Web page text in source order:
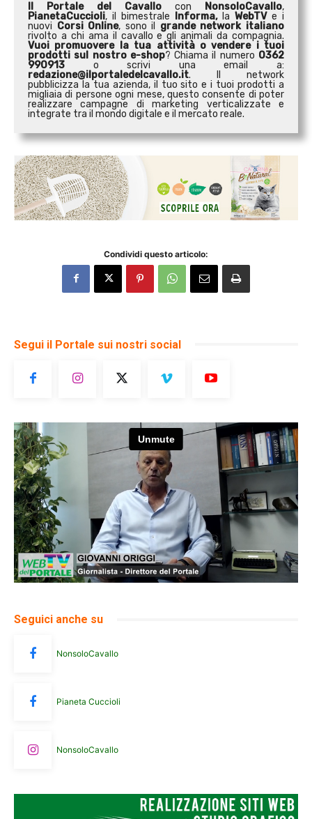
Il Portale del Cavallo con NonsoloCavallo,
PianetaCuccioli, il bimestrale Informa,laWebTVe i
nuovi Corsi Online, sono il grande network italiano
rivolto a chi ama il cavallo e gli animali da compagnia.
Vuoi promuovere la tua attività ovendere i tuoi
prodotti sul nostro e-shop? Chiama il numero 0362
990913 o scrivi una email a:
redazione@ilportaledelcavallo.it. Il network
pubblicizza la tua azienda, il tuo sito e i tuoi prodotti a
migliaia di persone ogni mese, questo consente di poter
realizzare campagne di marketing verticalizzate e
integrate tra il mondo digitale e il mercato reale.
Condividi questo articolo:
Segui il Portale sui nostri social
Seguici anche su
NonsoloCavallo
Pianeta Cuccioli
NonsoloCavallo